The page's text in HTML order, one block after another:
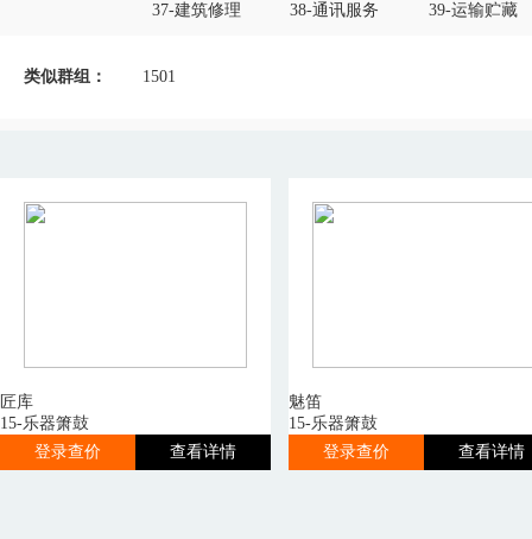
37-建筑修理 38-通讯服务 39-运输贮藏
类似群组： 1501
匠库
15-乐器箫鼓
登录查价
查看详情
魅笛
15-乐器箫鼓
登录查价
查看详情